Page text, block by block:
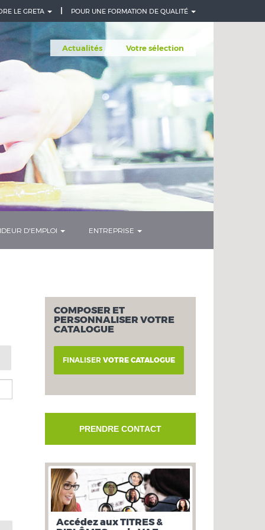
POUR UNE FORMATION DE QUALITÉ
LE GRETA
Actualités Votre sélection
D'EMPLOI ENTREPRISE
COMPOSER ET
PERSONNALISER VOTRE
CATALOGUE
FINALISER VOTRE CATALOGUE
PRENDRE CONTACT
Accédez aux TITRES &